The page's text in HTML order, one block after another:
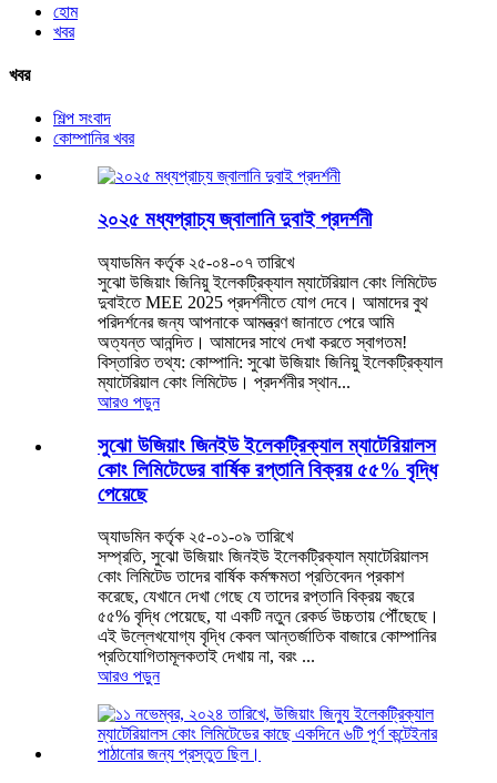
হোম
খবর
খবর
শিল্প সংবাদ
কোম্পানির খবর
২০২৫ মধ্যপ্রাচ্য জ্বালানি দুবাই প্রদর্শনী
অ্যাডমিন কর্তৃক ২৫-০৪-০৭ তারিখে
সুঝো উজিয়াং জিনিয়ু ইলেকট্রিক্যাল ম্যাটেরিয়াল কোং লিমিটেড
দুবাইতে MEE 2025 প্রদর্শনীতে যোগ দেবে। আমাদের বুথ
পরিদর্শনের জন্য আপনাকে আমন্ত্রণ জানাতে পেরে আমি
অত্যন্ত আনন্দিত। আমাদের সাথে দেখা করতে স্বাগতম!
বিস্তারিত তথ্য: কোম্পানি: সুঝো উজিয়াং জিনিয়ু ইলেকট্রিক্যাল
ম্যাটেরিয়াল কোং লিমিটেড। প্রদর্শনীর স্থান...
আরও পড়ুন
সুঝো উজিয়াং জিনইউ ইলেকট্রিক্যাল ম্যাটেরিয়ালস
কোং লিমিটেডের বার্ষিক রপ্তানি বিক্রয় ৫৫% বৃদ্ধি
পেয়েছে
অ্যাডমিন কর্তৃক ২৫-০১-০৯ তারিখে
সম্প্রতি, সুঝো উজিয়াং জিনইউ ইলেকট্রিক্যাল ম্যাটেরিয়ালস
কোং লিমিটেড তাদের বার্ষিক কর্মক্ষমতা প্রতিবেদন প্রকাশ
করেছে, যেখানে দেখা গেছে যে তাদের রপ্তানি বিক্রয় বছরে
৫৫% বৃদ্ধি পেয়েছে, যা একটি নতুন রেকর্ড উচ্চতায় পৌঁছেছে।
এই উল্লেখযোগ্য বৃদ্ধি কেবল আন্তর্জাতিক বাজারে কোম্পানির
প্রতিযোগিতামূলকতাই দেখায় না, বরং ...
আরও পড়ুন